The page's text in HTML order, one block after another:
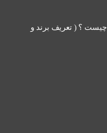
🎯 برند Brand چیست ؟ ( تعریف برند و